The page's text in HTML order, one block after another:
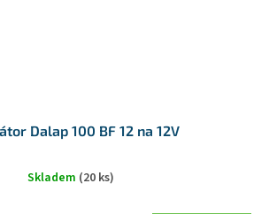
Dalap 100 BF 12 na 12V
Skladem (20 ks)